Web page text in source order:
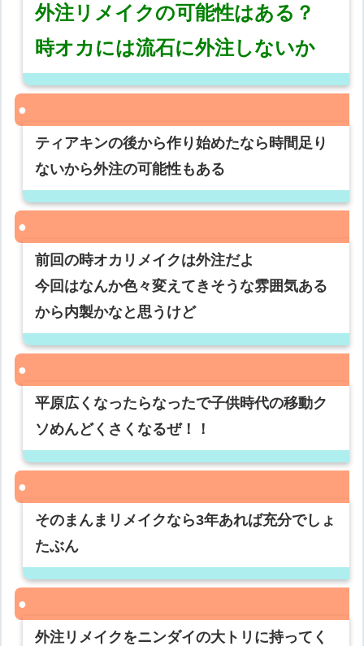
外注リメイクの可能性はある？
時オカには流石に外注しないか
ティアキンの後から作り始めたなら時間足り
ないから外注の可能性もある
前回の時オカリメイクは外注だよ
今回はなんか色々変えてきそうな雰囲気ある
から内製かなと思うけど
平原広くなったらなったで子供時代の移動ク
ソめんどくさくなるぜ！！
そのまんまリメイクなら3年あれば充分でしょ
たぶん
外注リメイクをニンダイの大トリに持ってく